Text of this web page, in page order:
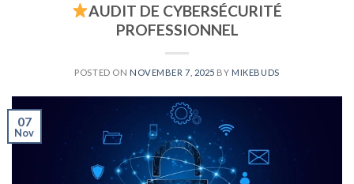
AUDIT DE CYBERSÉCURITÉ
PROFESSIONNEL
POSTED ON NOVEMBER 7, 2025 BY MIKEBUDS
07
Nov